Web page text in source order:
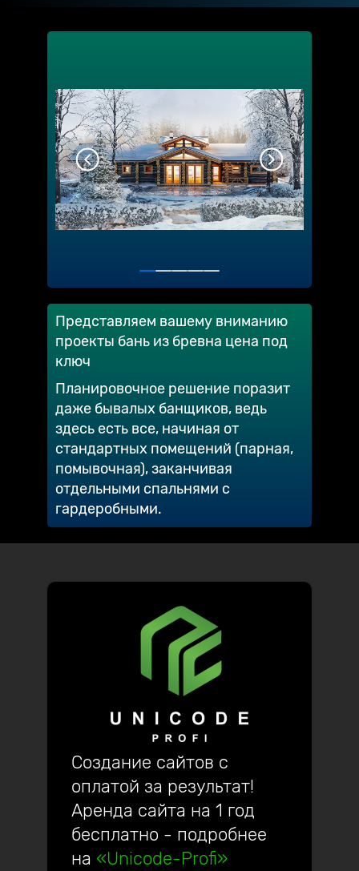
Представляем вашему вниманию
проекты бань из бревна цена под
ключ
Планировочное решение поразит
даже бывалых банщиков, ведь
здесь есть все, начиная от
стандартных помещений (парная,
помывочная), заканчивая
отдельными спальнями с
гардеробными.
Создание сайтов с
оплатой за результат!
Аренда сайта на 1 год
бесплатно - подробнее
на «Unicode-Profi»